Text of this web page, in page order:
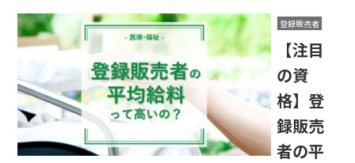
登録販売者
【注目
の資
格】登
録販売
者の平